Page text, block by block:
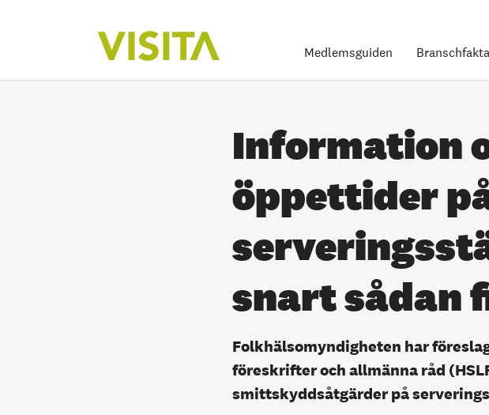
Medlemsguiden Branschfakta
Information
öppettider
snart sådan
Folkhälsomyndigheten har
föreskrifter och allmänna råd
smittskyddsåtgärder på